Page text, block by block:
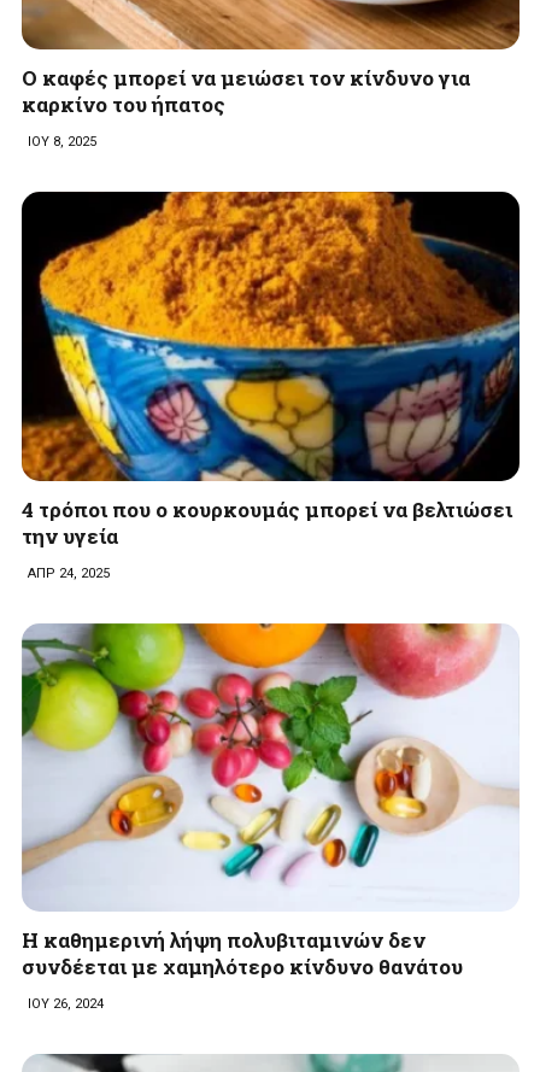
Ο καφές μπορεί να μειώσει τον κίνδυνο για
καρκίνο του ήπατος
ΙΟΥ 8, 2025
4 τρόποι που ο κουρκουμάς μπορεί να βελτιώσει
την υγεία
ΑΠΡ 24, 2025
Η καθημερινή λήψη πολυβιταμινών δεν
συνδέεται με χαμηλότερο κίνδυνο θανάτου
ΙΟΥ 26, 2024